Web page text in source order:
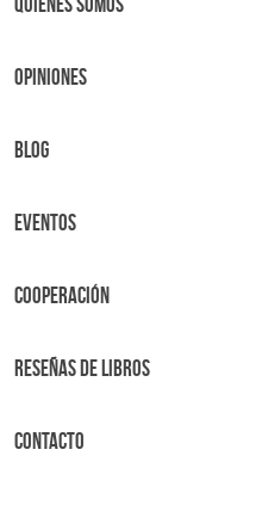
OPINIONES
BLOG
Eventos
Cooperación
Reseñas de libros
Contacto